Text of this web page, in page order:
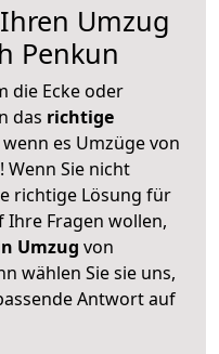
Umzug
Penkun
die Ecke oder
das richtige
es Umzüge von
Wenn Sie nicht
richtige Lösung für
Ihre Fragen wollen,
Umzug von
wählen Sie sie uns,
Antwort auf